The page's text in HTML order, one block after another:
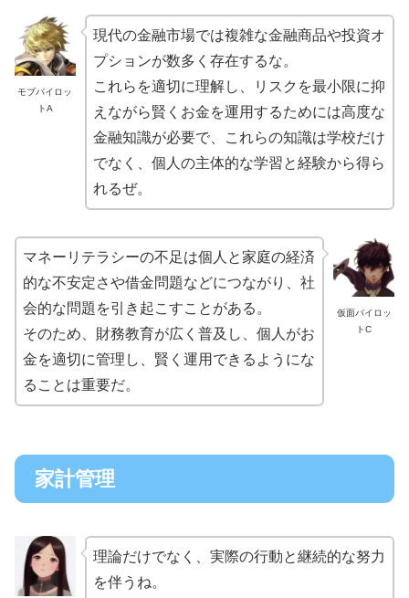
モブパイロッ
トA
現代の金融市場では複雑な金融商品や投資オ
プションが数多く存在するな。
これらを適切に理解し、リスクを最小限に抑
えながら賢くお金を運用するためには高度な
金融知識が必要で、これらの知識は学校だけ
でなく、個人の主体的な学習と経験から得ら
れるぜ。
仮面パイロッ
トC
マネーリテラシーの不足は個人と家庭の経済
的な不安定さや借金問題などにつながり、社
会的な問題を引き起こすことがある。
そのため、財務教育が広く普及し、個人がお
金を適切に管理し、賢く運用できるようにな
ることは重要だ。
家計管理
理論だけでなく、実際の行動と継続的な努力
を伴うね。